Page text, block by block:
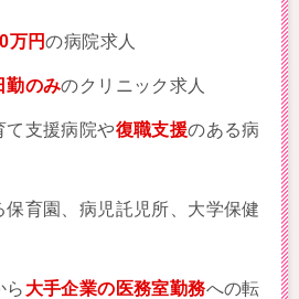
万円の病院求人
勤のみのクリニック求人
て支援病院や復職支援のある病
保育園、病児託児所、大学保健
ら 大手企業の医務室勤務への転